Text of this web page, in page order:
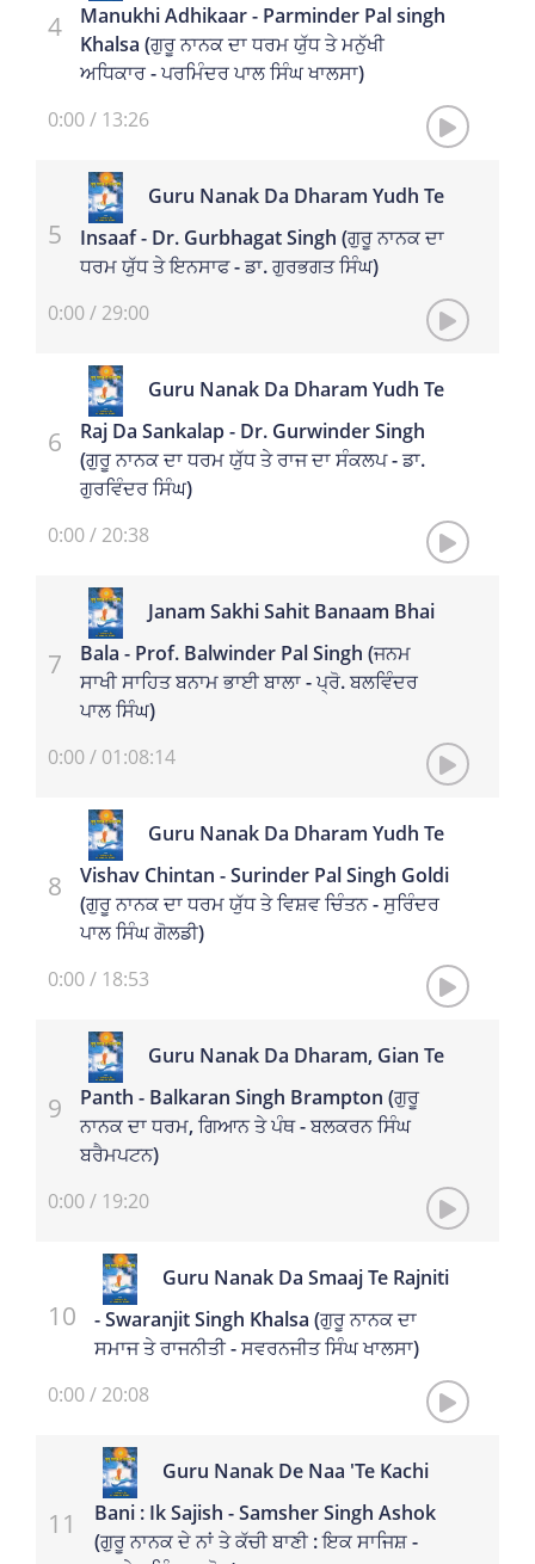
Manukhi Adhikaar - Parminder Pal singh
Khalsa (ਗੁਰੂ ਨਾਨਕ ਦਾ ਧਰਮ ਯੁੱਧ ਤੇ ਮਨੁੱਖੀ
ਅਧਿਕਾਰ - ਪਰਮਿੰਦਰ ਪਾਲ ਸਿੰਘ ਖਾਲਸਾ)
0:00/ 13:26
Guru Nanak Da Dharam Yudh Te
Insaaf - Dr. Gurbhagat Singh (ਗੁਰੂ ਨਾਨਕ ਦਾ
ਧਰਮ ਯੁੱਧ ਤੇ ਇਨਸਾਫ - ਡਾ. ਗੁਰਭਗਤ ਸਿੰਘ)
0:00/ 29:00
Guru Nanak Da Dharam Yudh Te
Raj Da Sankalap - Dr. Gurwinder Singh
(ਗੁਰੂ ਨਾਨਕ ਦਾ ਧਰਮ ਯੁੱਧ ਤੇ ਰਾਜ ਦਾ ਸੰਕਲਪ - ਡਾ.
ਗੁਰਵਿੰਦਰ ਸਿੰਘ)
0:00/ 20:38
Janam Sakhi Sahit Banaam Bhai
Bala - Prof. Balwinder Pal Singh (ਜਨਮ
ਸਾਖੀ ਸਾਹਿਤ ਬਨਾਮ ਭਾਈ ਬਾਲਾ - ਪ੍ਰੋ. ਬਲਵਿੰਦਰ
ਪਾਲ ਸਿੰਘ)
0:00/ 01:08:14
Guru Nanak Da Dharam Yudh Te
Vishav Chintan - Surinder Pal Singh Goldi
(ਗੁਰੂ ਨਾਨਕ ਦਾ ਧਰਮ ਯੁੱਧ ਤੇ ਵਿਸ਼ਵ ਚਿੰਤਨ - ਸੁਰਿੰਦਰ
ਪਾਲ ਸਿੰਘ ਗੋਲਡੀ)
0:00/ 18:53
Guru Nanak Da Dharam, Gian Te
Panth - Balkaran Singh Brampton (ਗੁਰੂ
ਨਾਨਕ ਦਾ ਧਰਮ, ਗਿਆਨ ਤੇ ਪੰਥ - ਬਲਕਰਨ ਸਿੰਘ
ਬਰੈਮਪਟਨ)
0:00/ 19:20
Guru Nanak Da Smaaj Te Rajniti
- Swaranjit Singh Khalsa (ਗੁਰੂ ਨਾਨਕ ਦਾ
ਸਮਾਜ ਤੇ ਰਾਜਨੀਤੀ - ਸਵਰਨਜੀਤ ਸਿੰਘ ਖਾਲਸਾ)
0:00/ 20:08
Guru Nanak De Naa 'Te Kachi
Bani : Ik Sajish - Samsher Singh Ashok
(ਗੁਰੂ ਨਾਨਕ ਦੇ ਨਾਂ ਤੇ ਕੱਚੀ ਬਾਣੀ : ਇਕ ਸਾਜਿਸ਼ -